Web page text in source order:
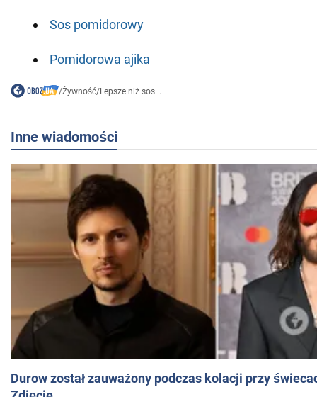
Sos pomidorowy
Pomidorowa ajika
/Żywność/Lepsze niż sos...
Inne wiadomości
Durow został zauważony podczas kolacji przy